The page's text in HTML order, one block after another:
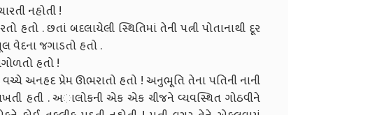
નહોતી !
હતો . છતાં બદલાયેલી સ્થિતિમાં તેની પત્ની પોતાનાથી દૂર
વેદના જગાડતો હતો .
હતો !
વચ્ચે અનહદ પ્રેમ ઊભરાતો હતો ! અનુભૂતિ તેના પતિની નાની
હતી . અાલોકની એક એક ચીજને વ્યવસ્થિત ગોઠવીને